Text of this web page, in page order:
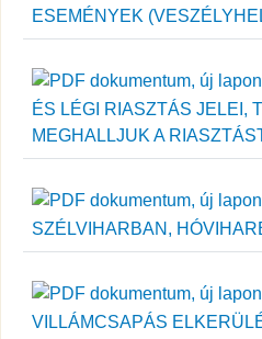
ESEMÉNYEK
ÉS LÉGI RIASZTÁS JELEI,
MEGHALLJUK A
SZÉLVIHARBAN,
VILLÁMCSAPÁS